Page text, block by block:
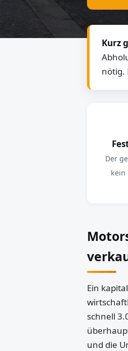
Kurz
nötig.
Der
kein
Ein
schnell
und die